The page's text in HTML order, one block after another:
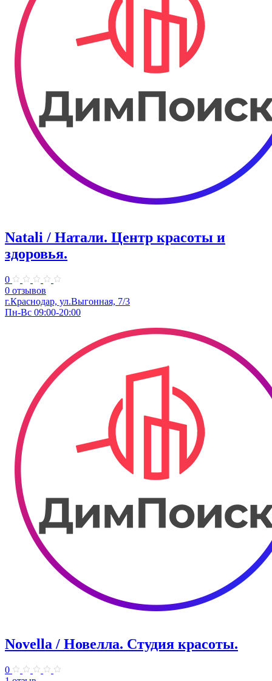
Natali / Натали. Центр красоты и
здоровья.
0
0 отзывов
г.Краснодар, ул.Выгонная, 7/3
Пн-Вс 09:00-20:00
Novella / Новелла. Студия красоты.
0